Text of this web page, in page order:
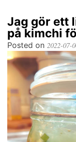
Jag gör ett
på kimchi
Posted on 2022-07-